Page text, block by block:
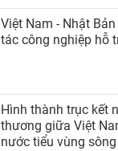
Việt Nam - Nhật
tác công nghiệp hỗ
Hình thành trục kết
thương giữa Việt
nước tiểu vùng